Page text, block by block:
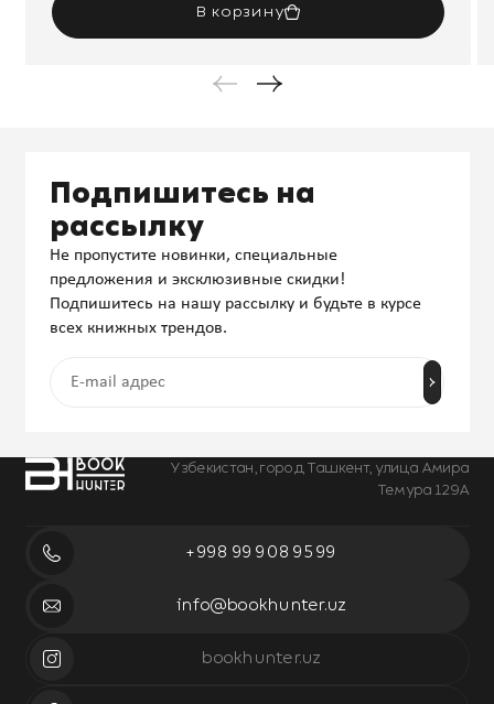
В корзину
Узбекистан, город Ташкент, улица Амира
Темура 129А
+998 99 908 95 99
info@bookhunter.uz
bookhunter.uz
Подпишитесь на
рассылку
Не пропустите новинки, специальные
предложения и эксклюзивные скидки!
Подпишитесь на нашу рассылку и будьте в курсе
всех книжных трендов.